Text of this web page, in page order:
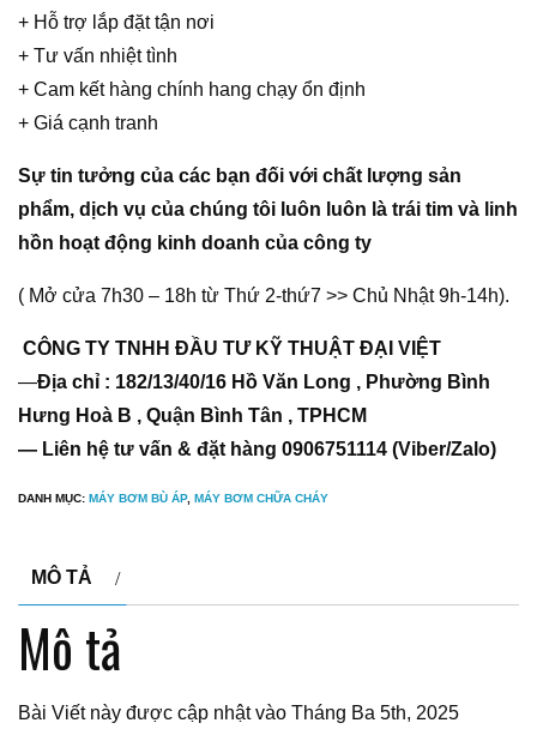
+ Hỗ trợ lắp đặt tận nơi
+ Tư vấn nhiệt tình
+ Cam kết hàng chính hang chạy ổn định
+ Giá cạnh tranh
Sự tin tưởng của các bạn đối với chất lượng sản
phẩm, dịch vụ của chúng tôi luôn luôn là trái tim và linh
hồn hoạt động kinh doanh của công ty
( Mở cửa 7h30 – 18h từ Thứ 2-thứ7 >> Chủ Nhật 9h-14h).
CÔNG TY TNHH ĐẦU TƯ KỸ THUẬT ĐẠI VIỆT
—Địa chỉ : 182/13/40/16 Hồ Văn Long , Phường Bình
Hưng Hoà B , Quận Bình Tân , TPHCM
— Liên hệ tư vấn & đặt hàng 0906751114 (Viber/Zalo)
DANH MỤC: MÁY BƠM BÙ ÁP, MÁY BƠM CHỮA CHÁY
MÔ TẢ
Mô tả
Bài Viết này được cập nhật vào Tháng Ba 5th, 2025